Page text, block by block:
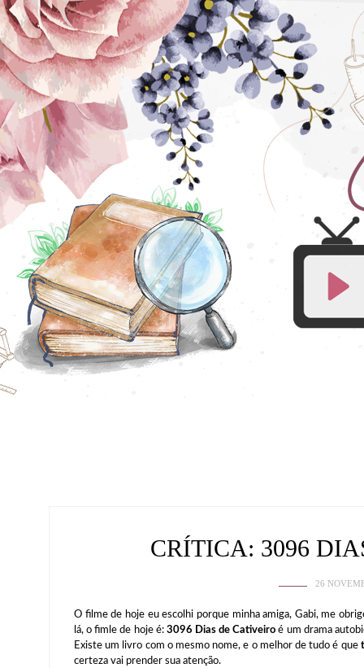
CRÍTICA: 3096
26
O filme de hoje eu escolhi porque minha amiga, Gabi, me
lá, o fimle de hoje é: 3096 Dias de Cativeiro é um drama
Existe um livro com o mesmo nome, e o melhor de tudo é que
certeza vai prender sua atenção.